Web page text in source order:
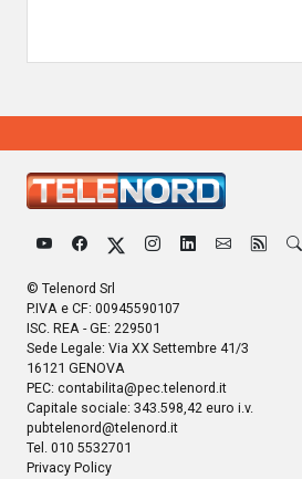
© Telenord Srl
P.IVA e CF: 00945590107
ISC. REA - GE: 229501
Sede Legale: Via XX Settembre 41/3
16121 GENOVA
PEC: contabilita@pec.telenord.it
Capitale sociale: 343.598,42 euro i.v.
pubtelenord@telenord.it
Tel. 010 5532701
Privacy Policy